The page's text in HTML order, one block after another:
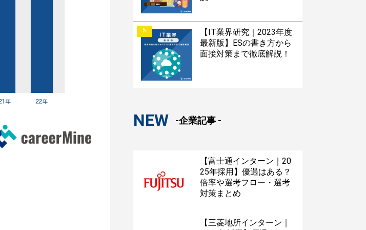
5
【IT業界研究｜2023年度
最新版】ESの書き方から
面接対策まで徹底解説！
NEW -企業記事 -
【富士通インターン｜20
25年採用】優遇はある？
倍率や選考フロー・選考
対策まとめ
【三菱地所インターン｜